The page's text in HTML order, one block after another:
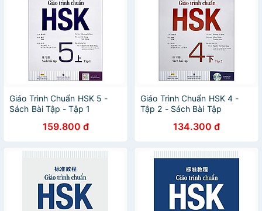
Giáo Trình Chuẩn HSK 5 -
Sách Bài Tập - Tập 1
159.800 đ
Giáo Trình Chuẩn HSK 4 -
Tập 2 - Sách Bài Tập
134.300 đ